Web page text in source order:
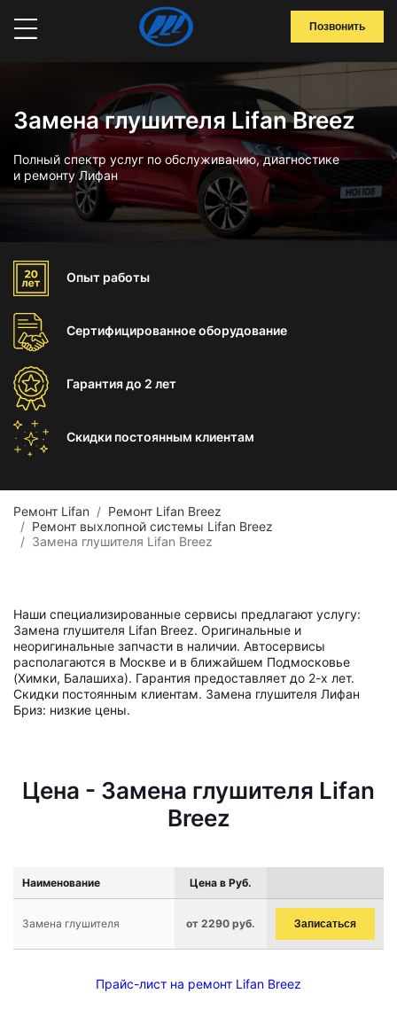
Позвонить
Замена глушителя Lifan Breez
Полный спектр услуг по обслуживанию, диагностике
и ремонту Лифан
Опыт работы
Сертифицированноеоборудование
Гарантиядо 2 лет
Скидки постоянным клиентам
Ремонт Lifan
Ремонт Lifan Breez
Ремонт выхлопной системы Lifan Breez
Замена глушителя Lifan Breez
Наши специализированные сервисы предлагают услугу:
Замена глушителя Lifan Breez. Оригинальные и
неоригинальные запчасти в наличии. Автосервисы
располагаются в Москве и в ближайшем Подмосковье
(Химки, Балашиха). Гарантия предоставляет до 2-х лет.
Скидки постоянным клиентам. Замена глушителя Лифан
Бриз: низкие цены.
Цена - Замена глушителя Lifan
Breez
Наименование Цена в Руб.
Замена глушителя от 2290 руб. Записаться
Прайс-лист на ремонт Lifan Breez